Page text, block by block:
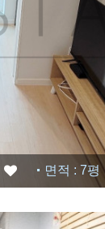
면적 : 7평